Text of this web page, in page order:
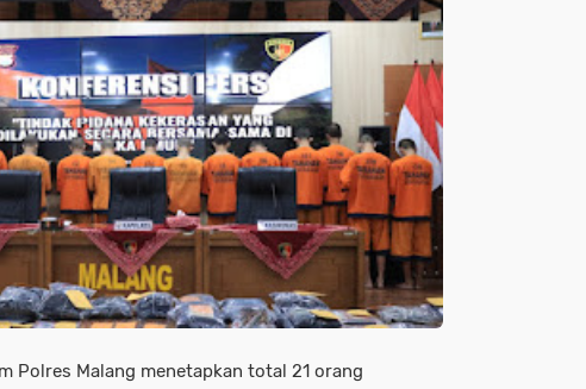
Polres Malang menetapkan total 21 orang